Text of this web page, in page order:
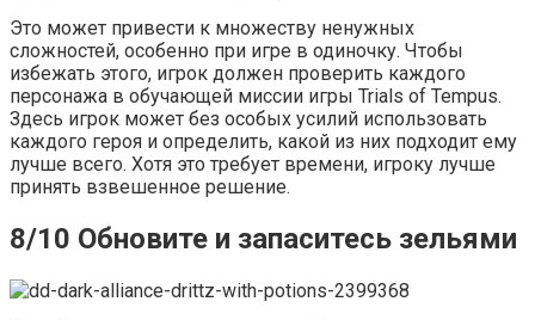
Это может привести к множеству ненужных
сложностей, особенно при игре в одиночку. Чтобы
избежать этого, игрок должен проверить каждого
персонажа в обучающей миссии игры Trials of Tempus.
Здесь игрок может без особых усилий использовать
каждого героя и определить, какой из них подходит ему
лучше всего. Хотя это требует времени, игроку лучше
принять взвешенное решение.
8/10 Обновите и запаситесь зельями